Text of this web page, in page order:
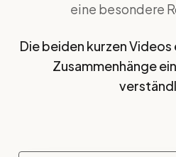
eine besondere
Die beiden kurzen
Zusammenhänge